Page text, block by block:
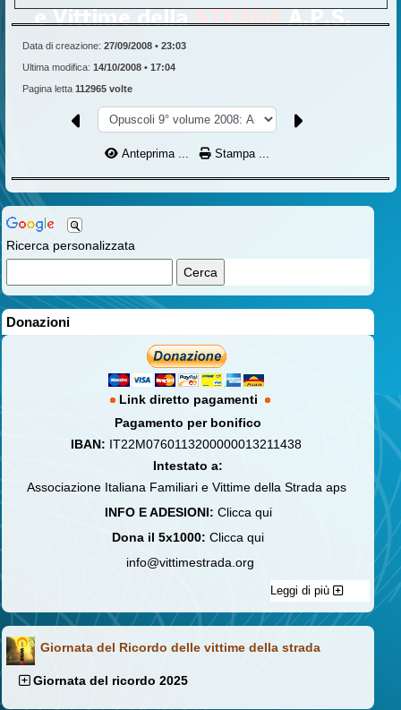
Ricerca personalizzata
Donazioni
Link diretto pagamenti
Pagamento per bonifico
IBAN: IT22M0760113200000013211438
Intestato a:
Associazione Italiana Familiari e Vittime della Strada aps
INFO E ADESIONI: Clicca qui
Dona il 5x1000: Clicca qui
info@vittimestrada.org
Leggi di più
Giornata del Ricordo delle vittime della strada
Giornata del ricordo 2025
Data di creazione: 27/09/2008 • 23:03
Ultima modifica: 14/10/2008 • 17:04
Pagina letta 112965 volte
Anteprima ... Stampa ...